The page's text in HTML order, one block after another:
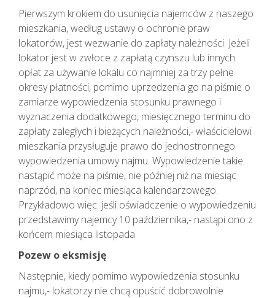
Pierwszym krokiem do usunięcia najemców z naszego
mieszkania, według ustawy o ochronie praw
lokatorów, jest wezwanie do zapłaty należności. Jeżeli
lokator jest w zwłoce z zapłatą czynszu lub innych
opłat za używanie lokalu co najmniej za trzy pełne
okresy płatności, pomimo uprzedzenia go na piśmie o
zamiarze wypowiedzenia stosunku prawnego i
wyznaczenia dodatkowego, miesięcznego terminu do
zapłaty zaległych i bieżących należności,- właścicielowi
mieszkania przysługuje prawo do jednostronnego
wypowiedzenia umowy najmu. Wypowiedzenie takie
nastąpić może na piśmie, nie później niż na miesiąc
naprzód, na koniec miesiąca kalendarzowego.
Przykładowo więc: jeśli oświadczenie o wypowiedzeniu
przedstawimy najemcy 10 października,- nastąpi ono z
końcem miesiąca listopada.
Pozew o eksmisję
Następnie, kiedy pomimo wypowiedzenia stosunku
najmu,- lokatorzy nie chcą opuścić dobrowolnie